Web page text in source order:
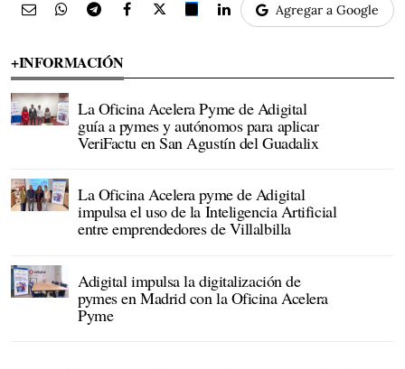
Agregar a Google
+INFORMACIÓN
La Oficina Acelera Pyme de Adigital
guía a pymes y autónomos para aplicar
VeriFactu en San Agustín del Guadalix
La Oficina Acelera pyme de Adigital
impulsa el uso de la Inteligencia Artificial
entre emprendedores de Villalbilla
Adigital impulsa la digitalización de
pymes en Madrid con la Oficina Acelera
Pyme